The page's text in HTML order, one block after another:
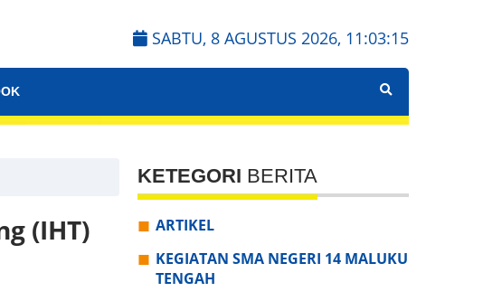
SABTU, 8 AGUSTUS 2026, 11:03:17
(IHT)
KETEGORI BERITA
ARTIKEL
KEGIATAN SMA NEGERI 14 MALUKU
TENGAH